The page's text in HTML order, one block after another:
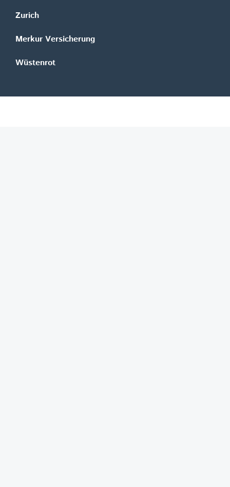
Zurich
Merkur Versicherung
Wüstenrot